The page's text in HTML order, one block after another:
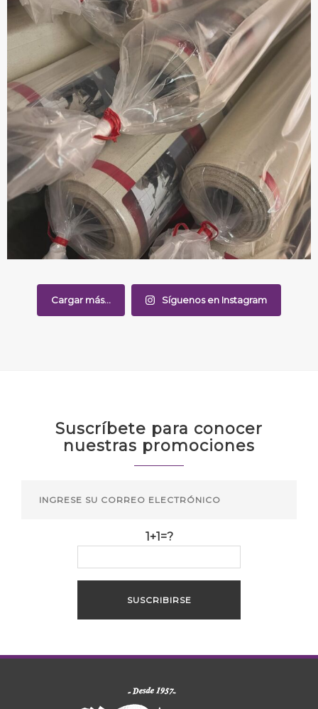
Cargar más... Síguenos en Instagram
Suscríbete para conocer
nuestras promociones
1+1=?